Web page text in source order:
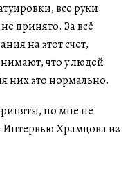
все руки
принято. За всё
на этот счет,
что у людей
них это нормально.